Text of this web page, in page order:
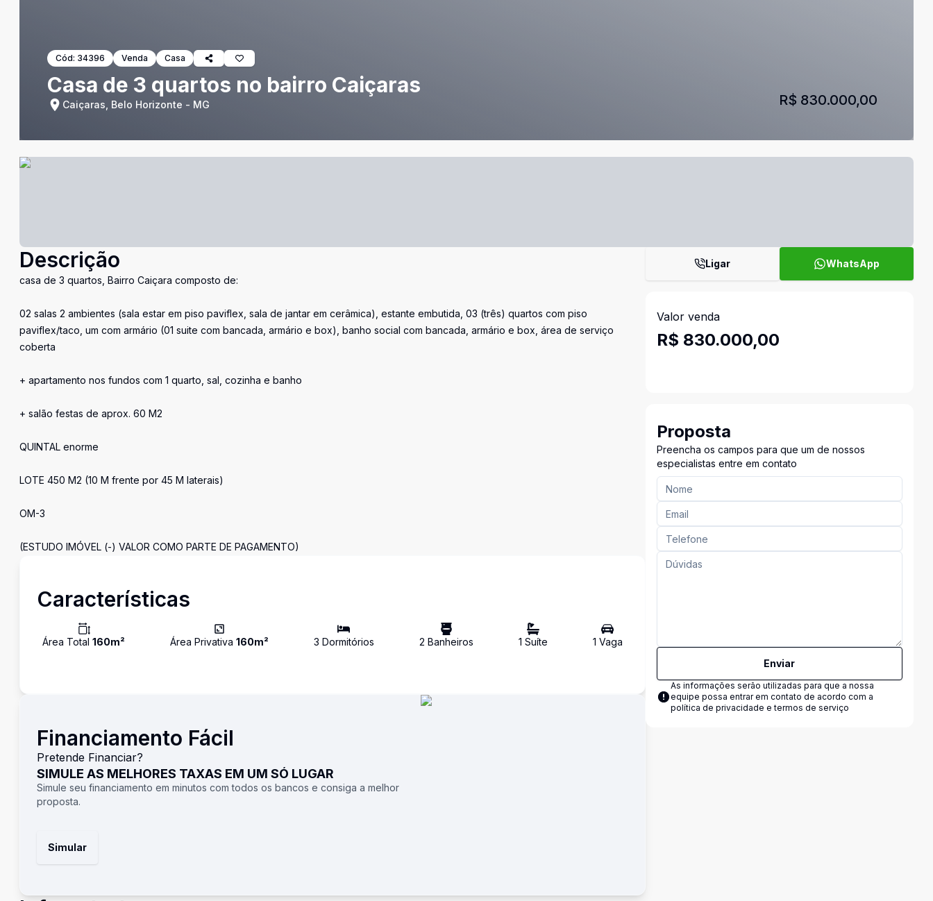
Cód: 34396 Venda Casa
Casa de 3 quartos no bairro Caiçaras
Caiçaras, Belo Horizonte - MG R$ 830.000,00
Descrição
casa de 3 quartos, Bairro Caiçara composto de:
02 salas 2 ambientes (sala estar em piso paviflex, sala de jantar em cerâmica), estante embutida, 03 (três) quartos com piso
paviflex/taco, um com armário (01 suite com bancada, armário e box), banho social com bancada, armário e box, área de serviço
coberta
+ apartamento nos fundos com 1 quarto, sal, cozinha e banho
+ salão festas de aprox. 60 M2
QUINTAL enorme
LOTE 450 M2 (10 M frente por 45 M laterais)
OM-3
(ESTUDO IMÓVEL (-) VALOR COMO PARTE DE PAGAMENTO)
Características
Área Total 160m² Área Privativa 160m² 3 Dormitórios 2 Banheiros 1 Suíte 1 Vaga
Financiamento Fácil
Pretende Financiar?
SIMULE AS MELHORES TAXAS EM UM SÓ LUGAR
Simule seu financiamento em minutos com todos os bancos e consiga a melhor
proposta.
Simular
Ligar WhatsApp
Valor venda
R$ 830.000,00
Proposta
Preencha os campos para que um de nossos
especialistas entre em contato
Enviar
As informações serão utilizadas para que a nossa
equipe possa entrar em contato de acordo com a
política de privacidade e termos de serviço